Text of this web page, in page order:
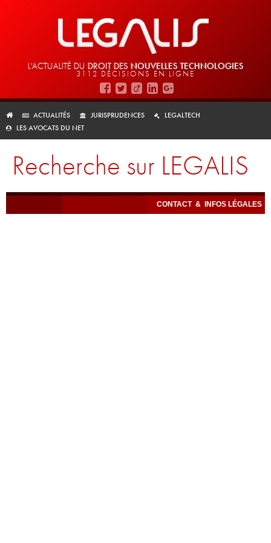
L'ACTUALITÉ DU DROIT DES NOUVELLES TECHNOLOGIES
3112 DÉCISIONS EN LIGNE
ACTUALITÉS JURISPRUDENCES
LEGALTECH
LES AVOCATS DU NET
Recherche sur LEGALIS
CONTACT & INFOS LÉGALES